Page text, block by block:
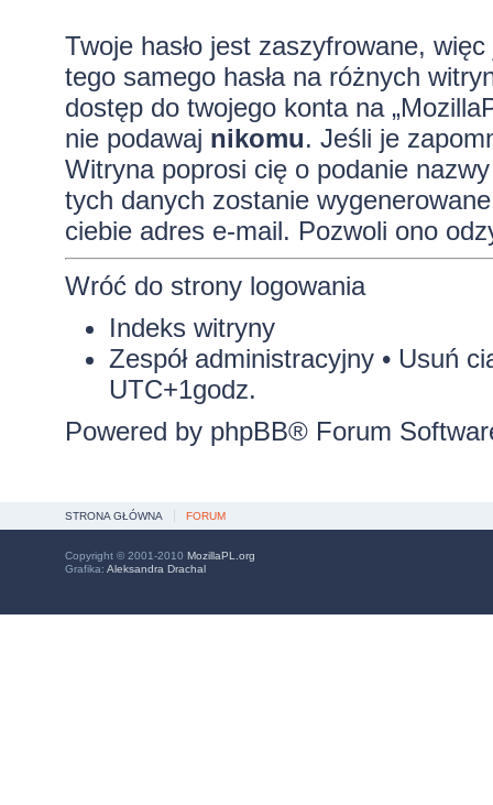
Twoje hasło jest zaszyfrowane,
tego samego hasła na różnych
dostęp do twojego konta na
nie podawaj nikomu. Jeśli je
Witryna poprosi cię o podanie
tych danych zostanie
ciebie adres e-mail. Pozwoli ono
Wróć do strony logowania
Indeks witryny
Zespół administracyjny• Usuń
UTC+1godz.
Powered by phpBB® Forum
STRONA GŁÓWNA FORUM
Copyright © 2001-2010 MozillaPL.org
Grafika: Aleksandra Drachal